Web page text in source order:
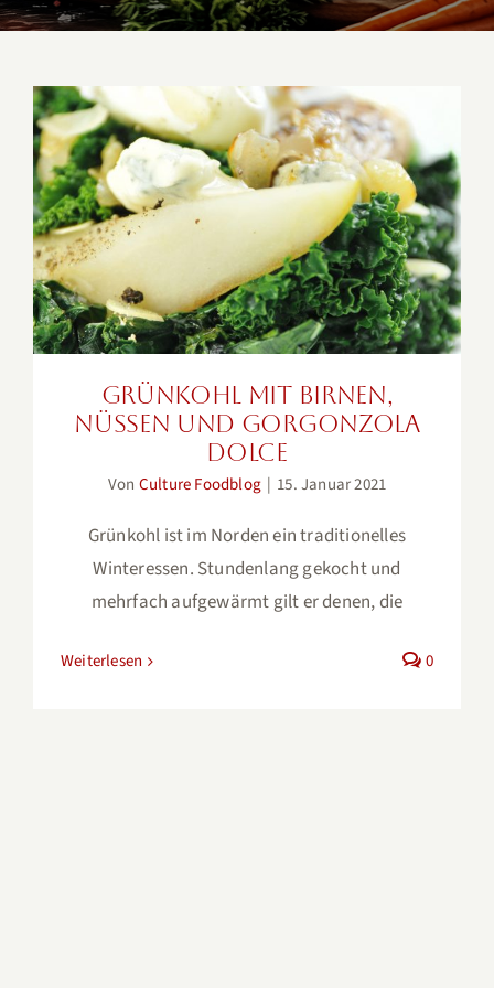
Grünkohl mit Birnen, Nüssen
und Gorgonzola Dolce
Grünkohl mit Birnen,
Nüssen und Gorgonzola
Dolce
Von Culture Foodblog | 15. Januar 2021
Grünkohl ist im Norden ein traditionelles
Winteressen. Stundenlang gekocht und
mehrfach aufgewärmt gilt er denen, die
Weiterlesen 0